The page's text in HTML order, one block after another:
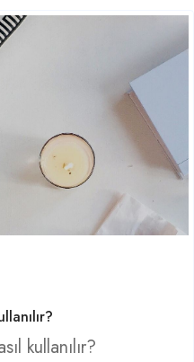
kullanılır?